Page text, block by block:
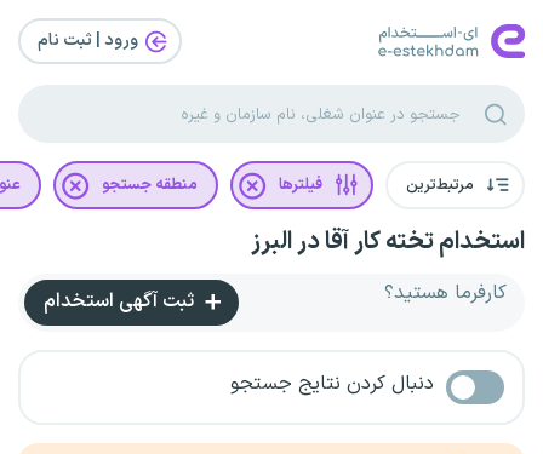
ورود | ثبت‌ نام
مرتبط‌ترین فیلترها منطقه جستجو
استخدام تخته کار آقا در البرز
کارفرما هستید؟ ثبت آگهی استخدام
دنبال کردن نتایج جستجو